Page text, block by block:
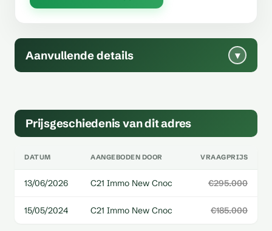
Aanvullende details ▾
Prijsgeschiedenis van dit adres
DATUM AANGEBODEN DOOR VRAAGPRIJS
13/06/2026 C21 Immo New Cnoc €295.000
15/05/2024 C21 Immo New Cnoc €185.000